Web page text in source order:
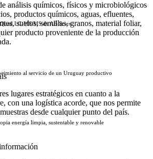
LC-MS/MS de AB Sciex.
al servicio de un Uruguay productivo
energía limpia, sustentable y renovable
análisis químicos, físicos y microbiológicos
productos químicos, aguas, efluentes,
suelos, semillas, granos, material foliar,
producto proveniente de la producción
lugares estratégicos en cuanto a la
con una logística acorde, que nos permite
desde cualquier punto del país.